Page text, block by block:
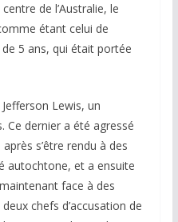
de l’Australie, le
étant celui de
5 ans, qui était portée
Lewis, un
Ce dernier a été agressé
s’être rendu à des
autochtone, et a ensuite
face à des
chefs d’accusation de